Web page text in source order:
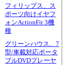
フィリップス、ス
ポーツ向けイヤフ
ォンActionFit 3機
種
グリーンハウス、7
型/車載対応ポータ
ブルDVDプレーヤ